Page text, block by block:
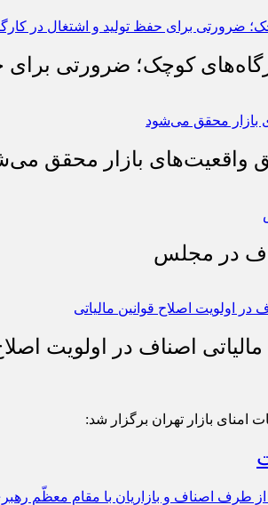
کوچک؛ ضرورتی برای
واقعیت‌های بازار محقق
در مجلس
اصناف در اولویت اصلاح
امنای بازار تهران برگزار شد: